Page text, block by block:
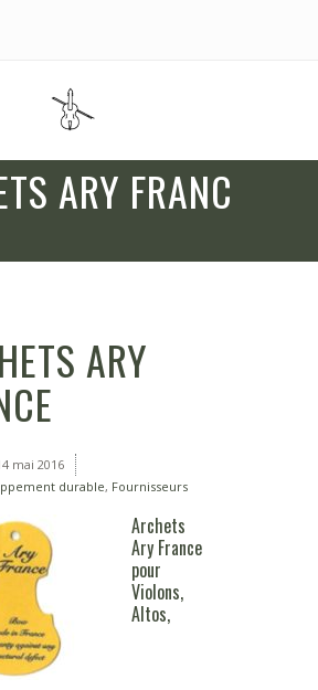
ARY FRANC
ARY
mai 2016
durable, Fournisseurs
Archets
Ary France
pour
Violons,
Altos,